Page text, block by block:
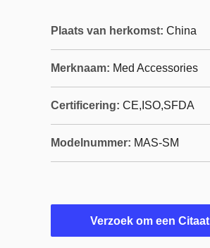
Plaats van herkomst: China
Merknaam: Med Accessories
Certificering: CE,ISO,SFDA
Modelnummer: MAS-SM
Verzoek om een Citaat